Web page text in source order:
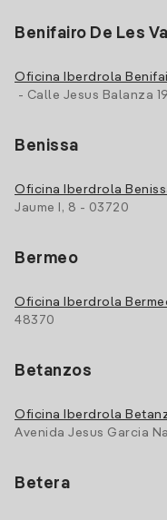
Benifairo De Les
Oficina Iberdrola
- Calle Jesus Balanza 19
Benissa
Oficina Iberdrola
Jaume I, 8 - 03720
Bermeo
Oficina Iberdrola
48370
Betanzos
Oficina Iberdrola
Avenida Jesus Garcia
Betera